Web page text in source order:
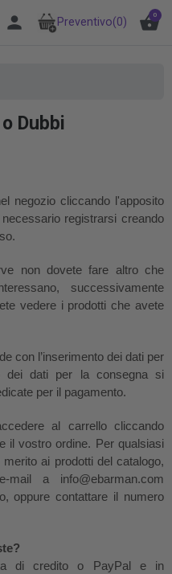
person Preventivo(0) shopping_basket
0
Dubbi
negozio cliccando l'apposito
registrarsi creando
non dovete fare altro che
successivamente
vedere i prodotti che avete
con l’inserimento dei dati per
dei dati per la consegna si
per il pagamento.
al carrello cliccando
il vostro ordine. Per qualsiasi
ai prodotti del catalogo,
a info@ebarman.com
oppure contattare il numero
di credito o PayPal e in